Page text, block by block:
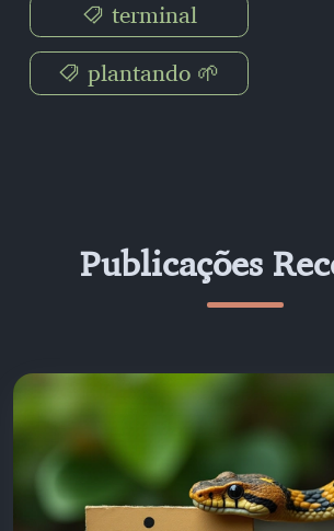
terminal
plantando 🌱
Publicações